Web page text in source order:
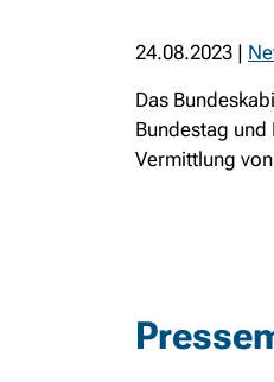
24.08.2023 |
Das
Bundestag
Vermittlung